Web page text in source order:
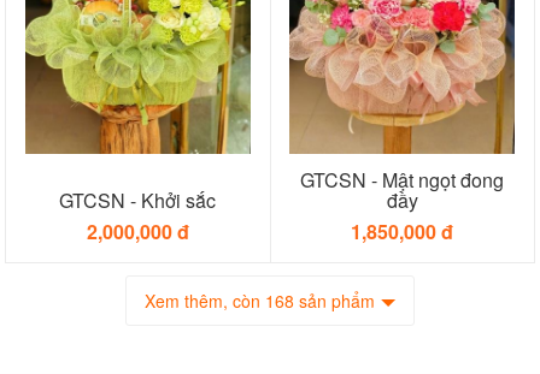
GTCSN - Khởi sắc
2,000,000 đ
GTCSN - Mật ngọt đong
đầy
1,850,000 đ
Xem thêm, còn 168 sản phẩm